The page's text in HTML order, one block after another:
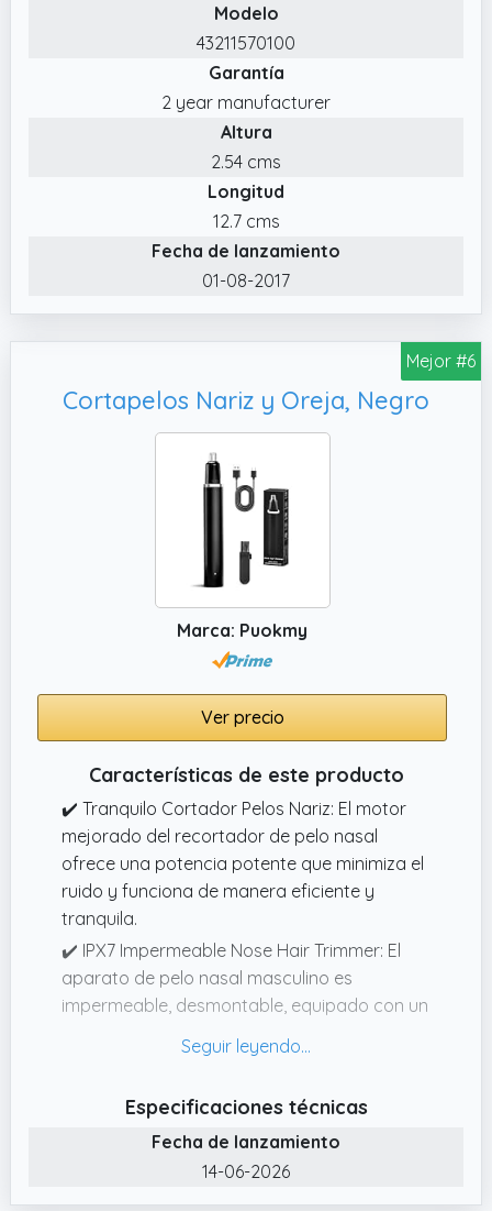
peines de fijación para el vello de la nariz, las
orejas y las cejas
✔️ Sistema Active BladeClean con función de
lavado para un rendimiento óptimo
Modelo
43211570100
Garantía
2 year manufacturer
Altura
2.54 cms
Longitud
12.7 cms
Fecha de lanzamiento
01-08-2017
Mejor #6
Cortapelos Nariz y Oreja, Negro
Marca: Puokmy
Ver precio
Características de este producto
✔️ Tranquilo Cortador Pelos Nariz: El motor
mejorado del recortador de pelo nasal
ofrece una potencia potente que minimiza el
ruido y funciona de manera eficiente y
tranquila.
✔️ IPX7 Impermeable Nose Hair Trimmer: El
aparato de pelo nasal masculino es
impermeable, desmontable, equipado con un
directamente con agua, y la limpieza es muy
✔️ Usb Recargable: El recortador de pelo
nasal está equipado con un cable de carga,
que se puede cargar directamente por usb,
es pequeño y fácil de llevar cuando se sale.
Especificaciones técnicas
Fecha de lanzamiento
14-06-2026